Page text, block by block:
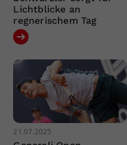
Lichtblicke an
regnerischem Tag
21.07.2025